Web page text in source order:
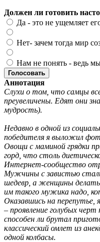
Должен ли готовить
Да - это не ущемляет
Нет- зачем тогда мир
Нам не понять - ведь
Голосовать
Аннотация
Слухи о том, что самцы
преувеличены. Едят они
мудрость).
Недавно в одной из
победителя я выложил
Овощи с маминой грядки
горд, что столь
Интернет-сообщество
Мужчины с завистью
шедевр, а женщины делать
им такого мужика надо,
Оказавшись на перепутье,
– проявление голубых
способен ли брутал
классический омлет из
одной колбасы.